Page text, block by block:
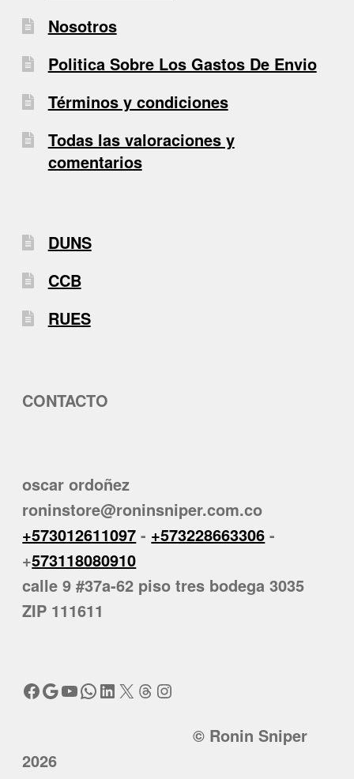
Nosotros
Politica Sobre Los Gastos De Envio
Términos y condiciones
Todas las valoraciones y
comentarios
DUNS
CCB
RUES
CONTACTO
oscar ordoñez
roninstore@roninsniper.com.co
+573012611097 - +573228663306 -
+573118080910
calle 9 #37a-62 piso tres bodega 3035
ZIP 111611
Facebook
Google
YouTube
WhatsApp
LinkedIn
X Threads
Instagram
© Ronin Sniper
2026